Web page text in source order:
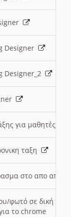
Designer
Designer_2
για μαθητές
ταξη
στο απο
φωτό σε δική
το chrome